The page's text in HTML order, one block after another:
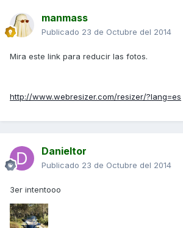
manmass
Publicado 23 de Octubre del 2014
Mira este link para reducir las fotos.
http://www.webresizer.com/resizer/?lang=es
Danieltor
Publicado 23 de Octubre del 2014
3er intentooo